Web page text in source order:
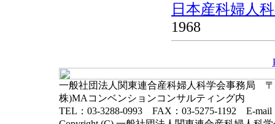
日本産科婦人
1968
一般社団法人関東連合産科婦人科学会事務局 〒
株)MAコンベンションコンサルティング内
TEL：03-3288-0993 FAX：03-5275-1192 E-mail